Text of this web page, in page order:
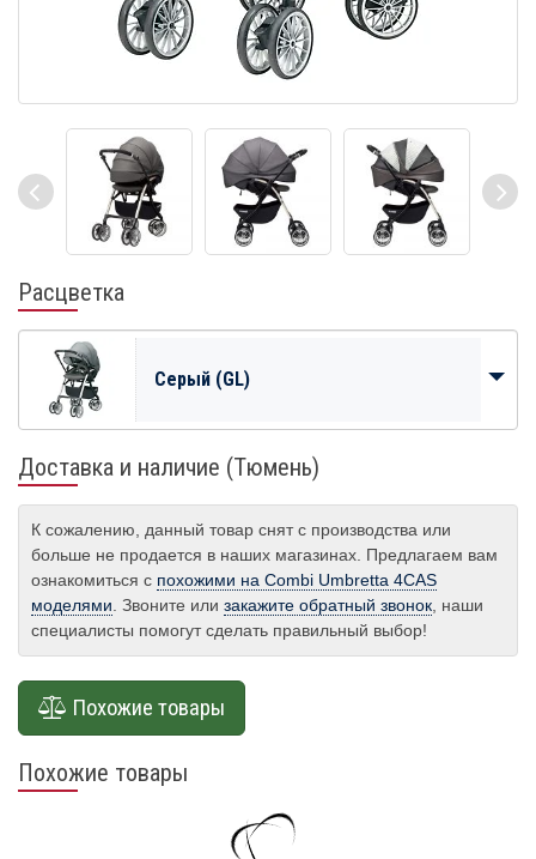
Расцветка
Серый (GL)
Доставка и наличие (Тюмень)
К сожалению, данный товар снят с производства или
больше не продается в наших магазинах. Предлагаем вам
ознакомиться с похожими на Combi Umbretta 4CAS
моделями . Звоните или закажите обратный звонок , наши
специалисты помогут сделать правильный выбор!
Похожие товары
Похожие товары